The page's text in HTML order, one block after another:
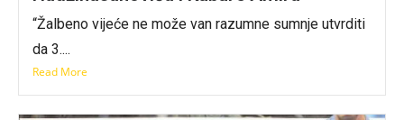
“Žalbeno vijeće ne može van razumne sumnje utvrditi
da 3....
Read More